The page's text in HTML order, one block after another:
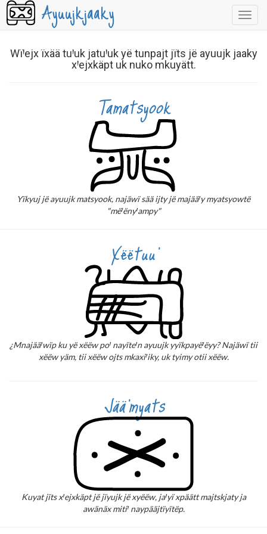
Ayuujkjaaky
Tii
jajp
WïꞋejx ïxää tuꞋuk jatuꞋuk yë tunpajt jïts jë ayuujk jaaky
xꞋejxkäpt uk nuko mkuyätt.
Tamatsyook
Yïkyuj jë ayuujk matsyook, najäwï sää ijty jë majääꞋy myatsyowtë
"mëꞋënyꞋampy"
Xëëtuu'
¿MnajääꞋwïp ku yë xëëw poꞋ nayïteꞋn ayuujk yyïkpayëꞋëyy? Najäwï tii
xëëw yäm, tii xëëw ojts mkaxiꞋiky, uk tyimy otii xëëw.
Jää'myats
Kuyat jïts xꞋejxkäpt jë jïyujk jë xyëëw, jaꞋyï xpäätt majtskjaty ja
awänäx mitiꞋ naypääjtïyïtëp.